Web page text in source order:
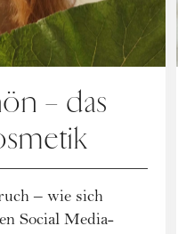
– das
– wie sich
Social Media-